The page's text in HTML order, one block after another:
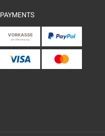
PAYMENTS